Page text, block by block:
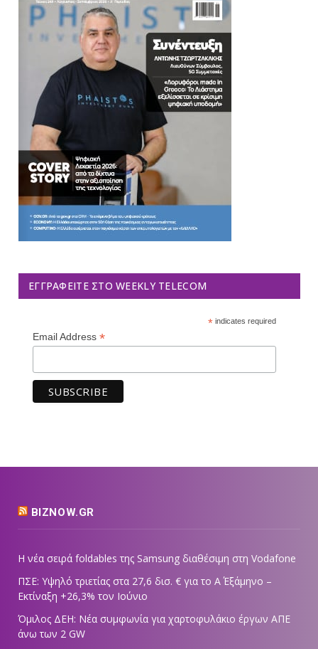
ΕΓΓΡΑΦΕΊΤΕ ΣΤΟ WEEKLY TELECOM
*indicates required
Email Address *
BIZNOW.GR
Η νέα σειρά foldables της Samsung διαθέσιμη στη Vodafone
ΠΣΕ: Υψηλό τριετίας στα 27,6 δισ. € για το Α΄ Εξάμηνο –
Εκτίναξη +26,3% τον Ιούνιο
Όμιλος ΔΕΗ: Νέα συμφωνία για χαρτοφυλάκιο έργων ΑΠΕ
άνω των 2 GW